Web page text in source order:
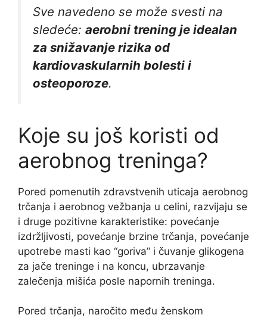
Sve navedeno se može svesti na
sledeće: aerobni trening je idealan
za snižavanje rizika od
kardiovaskularnih bolesti i
osteoporoze.
Koje su još koristi od
aerobnog treninga?
Pored pomenutih zdravstvenih uticaja aerobnog
trčanja i aerobnog vežbanja u celini, razvijaju se
i druge pozitivne karakteristike: povećanje
izdržljivosti, povećanje brzine trčanja, povećanje
upotrebe masti kao “goriva” i čuvanje glikogena
za jače treninge i na koncu, ubrzavanje
zalečenja mišića posle napornih treninga.
Pored trčanja, naročito među ženskom